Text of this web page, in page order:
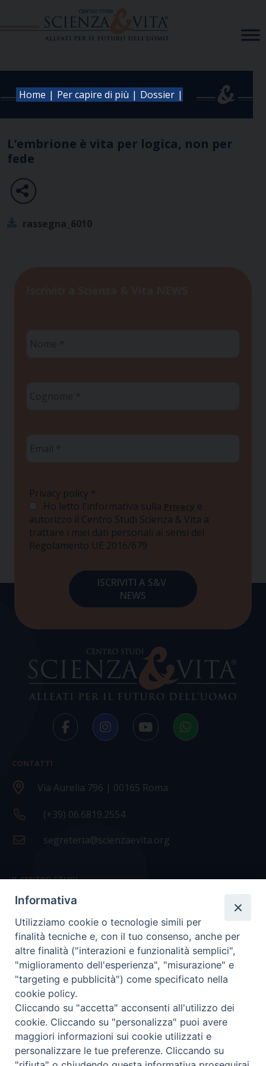
Home | Per capire di più | Dossier |
L’embrione è vita per logica, non per
fede
rassegna_6010
Privacy policy *
Ho letto l'informativa sulla Privacy e
autorizzo il Centro Studi Scienza & Vita a
trattare i miei dati personali ai sensi del
Regolamento UE 2016/679
CONTATTI
Via Aurelia 796 | 00165 Roma
(+39) 06.6819.2554
segreteria@scienzaevita.org
IL CENTRO STUDI
La nostra storia
Statuto
Presidenza e ufficio presidenza
Consiglio scientifico
Coordinamento nazionale
Informativa
Utilizziamo cookie o tecnologie simili per
finalità tecniche e, con il tuo consenso, anche per
altre finalità ("interazioni e funzionalità semplici",
"miglioramento dell'esperienza", "misurazione" e
"targeting e pubblicità") come specificato nella
cookie policy.
Cliccando su "accetta" acconsenti all'utilizzo dei
cookie. Cliccando su "personalizza" puoi avere
maggiori informazioni sui cookie utilizzati e
personalizzare le tue preferenze. Cliccando su